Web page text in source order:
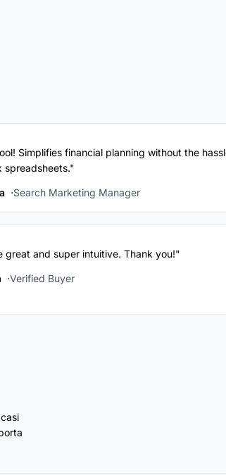
Simplifies financial planning without the
spreadsheets."
Search Marketing Manager
great and super intuitive. Thank you!"
Verified Buyer